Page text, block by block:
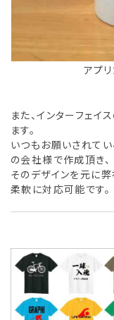
アプ
また、インターフェ
ます。
いつもお願いされて
の会社様で作成頂き、
そのデザインを元に弊
柔軟に対応可能です。